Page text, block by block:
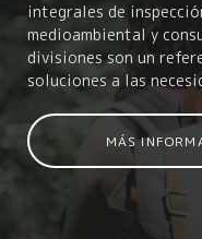
integrales de
medioambiental y
divisiones son un
soluciones a las
MÁS